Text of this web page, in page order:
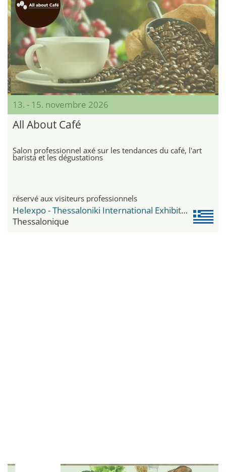
13. - 15. novembre 2026
All About Café
Salon professionnel axé sur les tendances du café, l'art
barista et les dégustations
réservé aux visiteurs professionnels
Helexpo - Thessaloniki International Exhibition Centre
Thessalonique